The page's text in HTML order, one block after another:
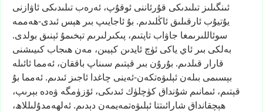
ئىنگىلىز تىلىدىكى قۇرئاننى ئوقۇپ، ئەرەب تىلىدىكى ئاۋازنى
يۇتيۇب ئارقىلىق ئاڭلىدىم. بۇ ئاجايىپ بىر ھېس ئىدى-ھەممە
سوئاللىرىمغا جاۋاب تاپتىم، پىكىرلىرىم تېخىمۇ ئېنىق بولدى.
بەلكى بىر ئاي ياكى ئۈچ ئايدىن كېيىن، مەن ھىجاب كىيىشنى
قارار قىلدىم. بۇرۇن بىر قېتىم سىناپ باققان، ئەمما ئائىلە
بېسىمى بىلەن ئېلىۋەتكەن-ئەينى چاغدا ئاجىز ئىدىم. ئەمما بۇ
قېتىم، ئىمانىم شۇنداقكۈچلۈك ئىدىكى، ئۆزۈمگە ۋەدە بېرىپ،
ھېچقانداق شارائىتتا ئېلىۋەتمەيمەن دېدىم. ئەلھەمدۇلىللاھ،